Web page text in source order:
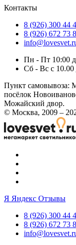
Контакты
8 (926) 300 44
8 (926) 672 73
Пн - Пт 10:00
Сб - Вс с 10.00
Пункт самовывоза:
посёлок
Можайский двор.
© Москва, 2009 –
Я Яндекс Отзывы
8 (926) 300 44
8 (926) 672 73